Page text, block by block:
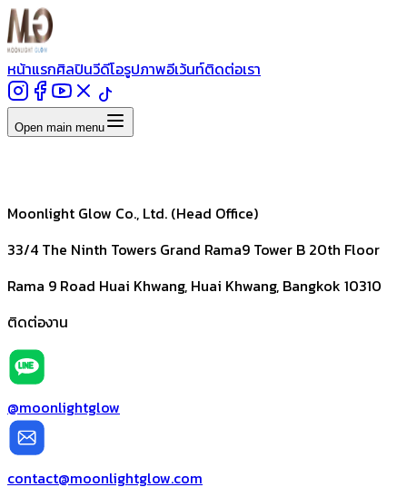
หน้าแรกศิลปินวีดีโอรูปภาพอีเว้นท์ติดต่อเรา
Open main menu
Moonlight Glow Co., Ltd. (Head Office)
33/4 The Ninth Towers Grand Rama9 Tower B 20th Floor
Rama 9 Road Huai Khwang, Huai Khwang, Bangkok 10310
ติดต่องาน
@moonlightglow
contact@moonlightglow.com